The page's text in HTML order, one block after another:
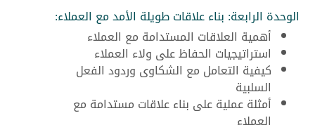
الوحدة الرابعة: بناء علاقات طويلة الأمد مع العملاء:
أهمية العلاقات المستدامة مع العملاء
استراتيجيات الحفاظ على ولاء العملاء
كيفية التعامل مع الشكاوى وردود الفعل
السلبية
أمثلة عملية على بناء علاقات مستدامة مع